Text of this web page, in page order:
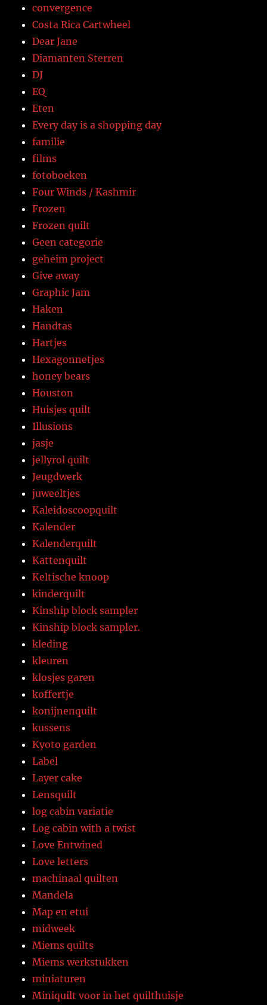
convergence
Costa Rica Cartwheel
Dear Jane
Diamanten Sterren
DJ
EQ
Eten
Every day is a shopping day
familie
films
fotoboeken
Four Winds / Kashmir
Frozen
Frozen quilt
Geen categorie
geheim project
Give away
Graphic Jam
Haken
Handtas
Hartjes
Hexagonnetjes
honey bears
Houston
Huisjes quilt
Illusions
jasje
jellyrol quilt
Jeugdwerk
juweeltjes
Kaleidoscoopquilt
Kalender
Kalenderquilt
Kattenquilt
Keltische knoop
kinderquilt
Kinship block sampler
Kinship block sampler.
kleding
kleuren
klosjes garen
koffertje
konijnenquilt
kussens
Kyoto garden
Label
Layer cake
Lensquilt
log cabin variatie
Log cabin with a twist
Love Entwined
Love letters
machinaal quilten
Mandela
Map en etui
midweek
Miems quilts
Miems werkstukken
miniaturen
Miniquilt voor in het quilthuisje